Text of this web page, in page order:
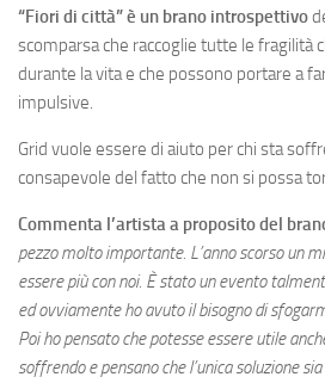
“Fiori di città” è un brano introspettivo
scomparsa che raccoglie tutte le fragilità
durante la vita e che possono portare a
impulsive.
Grid vuole essere di aiuto per chi sta
consapevole del fatto che non si possa
Commenta l’artista a proposito del
pezzo molto importante. L’anno scorso un
essere più con noi. È stato un evento
ed ovviamente ho avuto il bisogno di
Poi ho pensato che potesse essere utile
soffrendo e pensano che l’unica soluzione